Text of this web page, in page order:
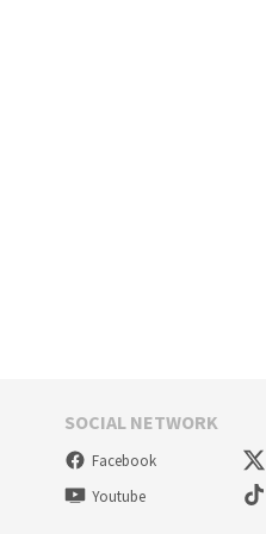
SOCIAL NETWORK
Facebook
Youtube